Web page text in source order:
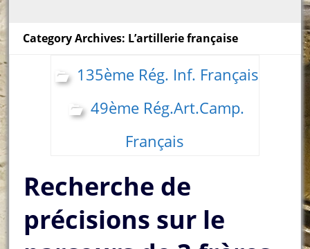
Category Archives: L’artillerie française
135ème Rég. Inf. Français
49ème Rég.Art.Camp.
Français
Recherche de
précisions sur le